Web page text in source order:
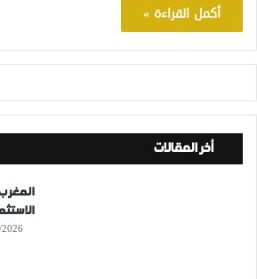
أكمل القراءة »
أخر المقالات